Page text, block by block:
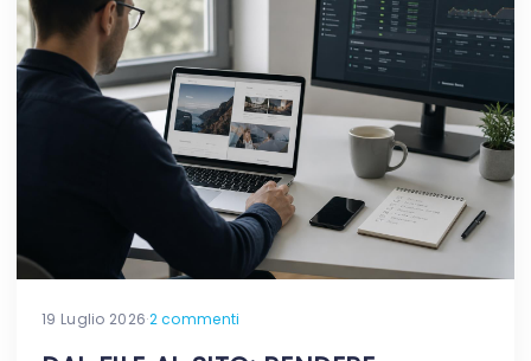
19 Luglio 2026·2 commenti